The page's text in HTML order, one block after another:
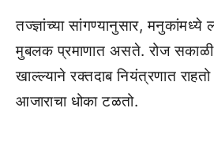
तज्ज्ञांच्या सांगण्यानुसार, मनुकांमध्ये
मुबलक प्रमाणात असते. रोज
खाल्ल्याने रक्तदाब नियंत्रणात
आजाराचा धोका टळतो.